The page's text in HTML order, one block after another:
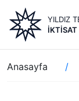
içeriğe
atla
YILDIZ
Sayfa
yolu
Anasayfa